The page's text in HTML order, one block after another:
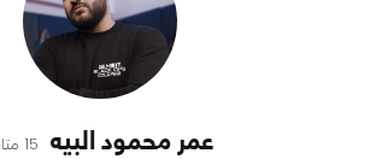
عمر محمود البيه 15 متابع